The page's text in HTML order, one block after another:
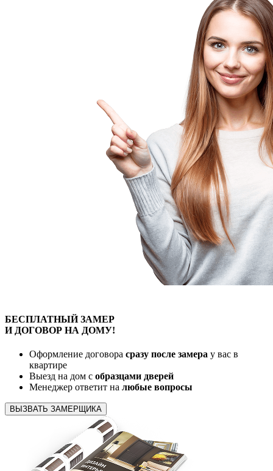
БЕСПЛАТНЫЙЗАМЕР
И ДОГОВОР НА ДОМУ!
Оформление договора сразу после замера у вас в
квартире
Выезд на дом с образцами дверей
Менеджер ответит на любые вопросы
ВЫЗВАТЬ ЗАМЕРЩИКА